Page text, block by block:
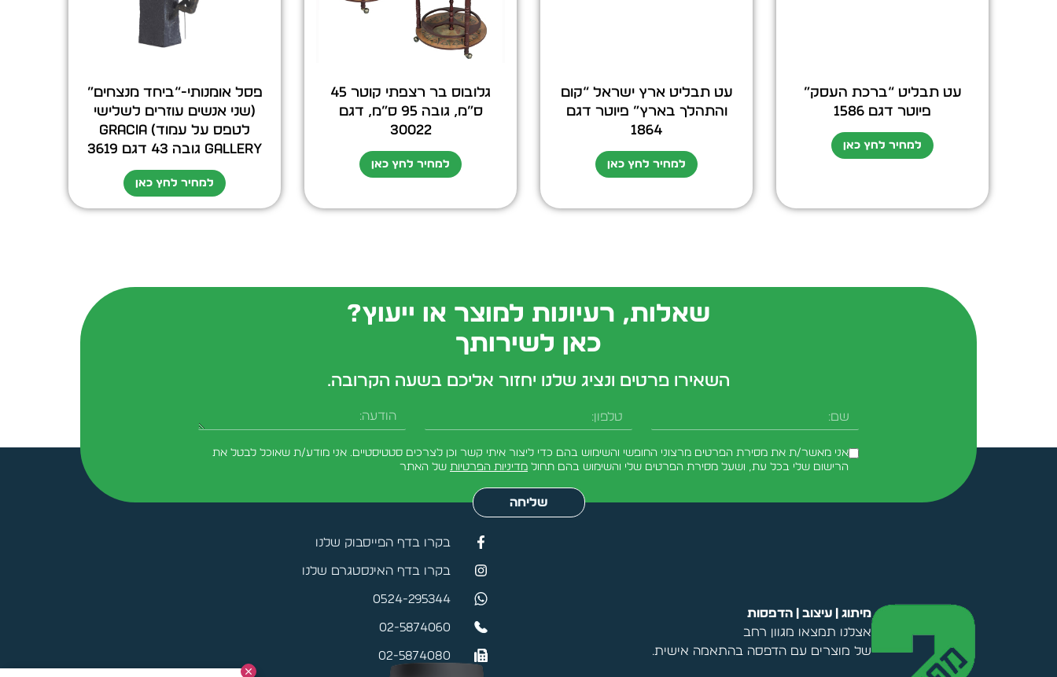
עט תבליט “ברכת העסק”
פיוטר דגם 1586
למחיר לחץ כאן
עט תבליט ארץ ישראל “קום
והתהלך בארץ” פיוטר דגם
1864
למחיר לחץ כאן
גלובוס בר רצפתי קוטר 45
ס”מ, גובה 95 ס”מ, דגם
30022
למחיר לחץ כאן
פסל אומנותי-“ביחד מנצחים”
(שני אנשים עוזרים לשלישי
לטפס על עמוד) GRACIA
GALLERY גובה 43 דגם 3619
למחיר לחץ כאן
שאלות, רעיונות למוצר או ייעוץ?
כאן לשירותך
השאירו פרטים ונציג שלנו יחזור אליכם בשעה הקרובה.
שם טלפון הודעה
אני מאשר/ת את מסירת הפרטים מרצוני החופשי והשימוש בהם כדי ליצור איתי קשר וכן לצרכים סטטיסטיים. אני מודע/ת שאוכל לבטל את
הרישום שלי בכל עת, ושעל מסירת הפרטים שלי והשימוש בהם תחול מדיניות הפרטיות של האתר
שליחה
מיתוג | עיצוב | הדפסות
אצלנו תמצאו מגוון רחב
של מוצרים עם הדפסה בהתאמה אישית.
בקרו בדף הפייסבוק שלנו
בקרו בדף האינסטגרם שלנו
0524-295344
02-5874060
02-5874080